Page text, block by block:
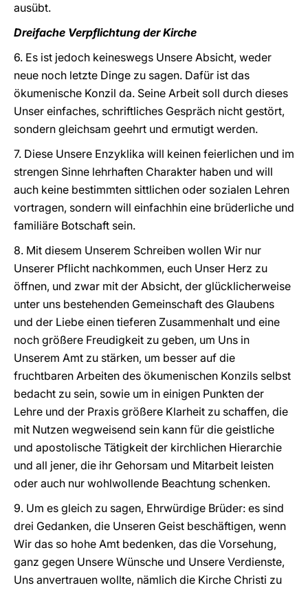
ausübt.
Dreifache Verpflichtung der Kirche
6. Es ist jedoch keineswegs Unsere Absicht, weder
neue noch letzte Dinge zu sagen. Dafür ist das
ökumenische Konzil da. Seine Arbeit soll durch dieses
Unser einfaches, schriftliches Gespräch nicht gestört,
sondern gleichsam geehrt und ermutigt werden.
7. Diese Unsere Enzyklika will keinen feierlichen und im
strengen Sinne lehrhaften Charakter haben und will
auch keine bestimmten sittlichen oder sozialen Lehren
vortragen, sondern will einfachhin eine brüderliche und
familiäre Botschaft sein.
8. Mit diesem Unserem Schreiben wollen Wir nur
Unserer Pflicht nachkommen, euch Unser Herz zu
öffnen, und zwar mit der Absicht, der glücklicherweise
unter uns bestehenden Gemeinschaft des Glaubens
und der Liebe einen tieferen Zusammenhalt und eine
noch größere Freudigkeit zu geben, um Uns in
Unserem Amt zu stärken, um besser auf die
fruchtbaren Arbeiten des ökumenischen Konzils selbst
bedacht zu sein, sowie um in einigen Punkten der
Lehre und der Praxis größere Klarheit zu schaffen, die
mit Nutzen wegweisend sein kann für die geistliche
und apostolische Tätigkeit der kirchlichen Hierarchie
und all jener, die ihr Gehorsam und Mitarbeit leisten
oder auch nur wohlwollende Beachtung schenken.
9. Um es gleich zu sagen, Ehrwürdige Brüder: es sind
drei Gedanken, die Unseren Geist beschäftigen, wenn
Wir das so hohe Amt bedenken, das die Vorsehung,
ganz gegen Unsere Wünsche und Unsere Verdienste,
Uns anvertrauen wollte, nämlich die Kirche Christi zu